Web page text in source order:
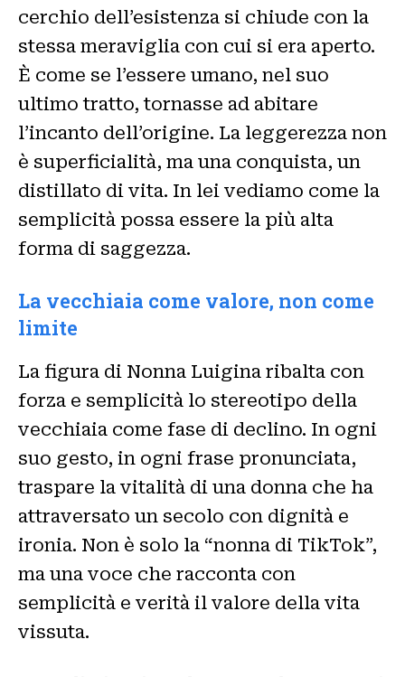
cerchio dell’esistenza si chiude con la
stessa meraviglia con cui si era aperto.
È come se l’essere umano, nel suo
ultimo tratto, tornasse ad abitare
l’incanto dell’origine. La leggerezza non
è superficialità, ma una conquista, un
distillato di vita. In lei vediamo come la
semplicità possa essere la più alta
forma di saggezza.
La vecchiaia come valore, non come
limite
La figura di Nonna Luigina ribalta con
forza e semplicità lo stereotipo della
vecchiaia come fase di declino. In ogni
suo gesto, in ogni frase pronunciata,
traspare la vitalità di una donna che ha
attraversato un secolo con dignità e
ironia. Non è solo la “nonna di TikTok”,
ma una voce che racconta con
semplicità e verità il valore della vita
vissuta.